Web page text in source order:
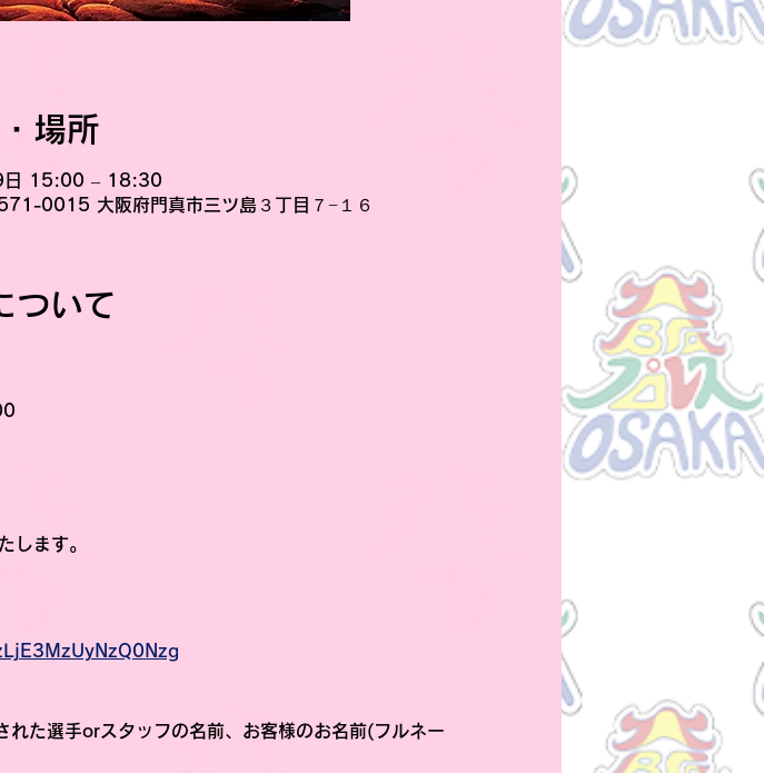
場所
日 15:00 – 18:30
0015 大阪府門真市三ツ島３丁目７−１６
ついて
します。
た選手orスタッフの名前、お客様のお名前(フルネー